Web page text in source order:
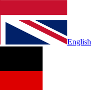
English